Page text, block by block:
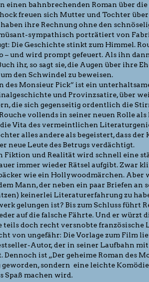
einen bahnbrechenden Roman über
freuen sich Mutter und Tochter
haben ihre Rechnung ohne den
sympathisch porträtiert von
Die Geschichte stinkt zum Himmel.
– und wird prompt gefeuert. Als ihn
ihr, so sagt sie, die Augen über ihre
den Schwindel zu beweisen.
des Monsieur Pick“ ist ein
und Provinzsatire, über
die sich gegenseitig ordentlich die
vollends in seiner neuen Rolle
Vita des vermeintlichen
alles andere als begeistert, dass
neue Leute des Betrugs verdächtigt.
Fiktion und Realität wird schnell eine
immer wieder Rätsel aufgibt. Zwar
wie ein Hollywoodmärchen.
Mann, der neben ein paar Briefen an
keinerlei Literaturerfahrung zu
gelungen ist? Bis zum Schluss führt
auf die falsche Fährte. Und er würzt
teils doch recht versnobte französische
von ungefähr: Die Vorlage zum Film
Autor, der in seiner Laufbahn
ist „Der geheime Roman des
sondern eine leichte
Spaß machen wird.